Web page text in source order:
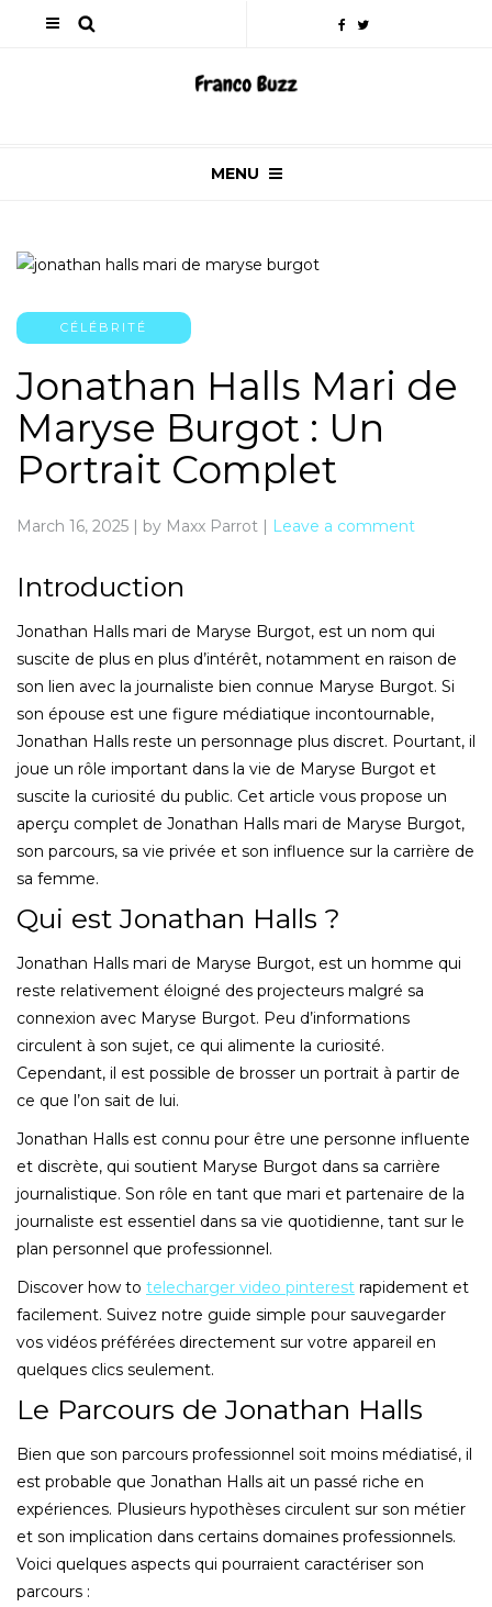
MENU
CÉLÉBRITÉ
Jonathan Halls Mari de
Maryse Burgot : Un
Portrait Complet
March 16, 2025 | by Maxx Parrot | Leave a comment
Introduction
Jonathan Halls mari de Maryse Burgot, est un nom qui
suscite de plus en plus d’intérêt, notamment en raison de
son lien avec la journaliste bien connue Maryse Burgot. Si
son épouse est une figure médiatique incontournable,
Jonathan Halls reste un personnage plus discret. Pourtant, il
joue un rôle important dans la vie de Maryse Burgot et
suscite la curiosité du public. Cet article vous propose un
aperçu complet de Jonathan Halls mari de Maryse Burgot,
son parcours, sa vie privée et son influence sur la carrière de
sa femme.
Qui est Jonathan Halls ?
Jonathan Halls mari de Maryse Burgot, est un homme qui
reste relativement éloigné des projecteurs malgré sa
connexion avec Maryse Burgot. Peu d’informations
circulent à son sujet, ce qui alimente la curiosité.
Cependant, il est possible de brosser un portrait à partir de
ce que l’on sait de lui.
Jonathan Halls est connu pour être une personne influente
et discrète, qui soutient Maryse Burgot dans sa carrière
journalistique. Son rôle en tant que mari et partenaire de la
journaliste est essentiel dans sa vie quotidienne, tant sur le
plan personnel que professionnel.
Discover how to telecharger video pinterest rapidement et
facilement. Suivez notre guide simple pour sauvegarder
vos vidéos préférées directement sur votre appareil en
quelques clics seulement.
Le Parcours de Jonathan Halls
Bien que son parcours professionnel soit moins médiatisé, il
est probable que Jonathan Halls ait un passé riche en
expériences. Plusieurs hypothèses circulent sur son métier
et son implication dans certains domaines professionnels.
Voici quelques aspects qui pourraient caractériser son
parcours :